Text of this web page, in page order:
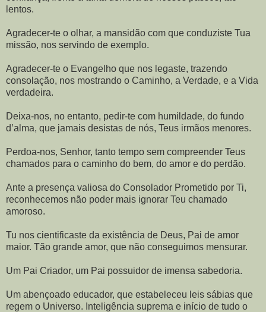
lentos.
Agradecer-te o olhar, a mansidão com que conduziste Tua
missão, nos servindo de exemplo.
Agradecer-te o Evangelho que nos legaste, trazendo
consolação, nos mostrando o Caminho, a Verdade, e a Vida
verdadeira.
Deixa-nos, no entanto, pedir-te com humildade, do fundo
d’alma, que jamais desistas de nós, Teus irmãos menores.
Perdoa-nos, Senhor, tanto tempo sem compreender Teus
chamados para o caminho do bem, do amor e do perdão.
Ante a presença valiosa do Consolador Prometido por Ti,
reconhecemos não poder mais ignorar Teu chamado
amoroso.
Tu nos cientificaste da existência de Deus, Pai de amor
maior. Tão grande amor, que não conseguimos mensurar.
Um Pai Criador, um Pai possuidor de imensa sabedoria.
Um abençoado educador, que estabeleceu leis sábias que
regem o Universo. Inteligência suprema e início de tudo o